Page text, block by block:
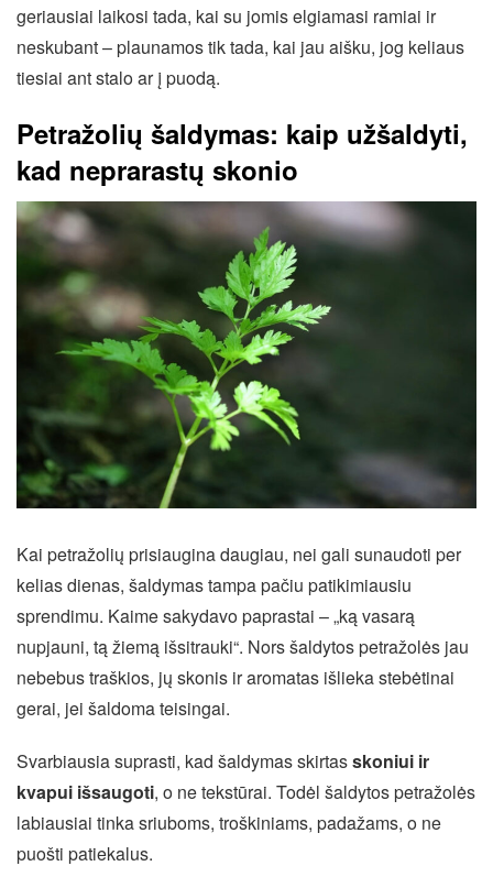
geriausiai laikosi tada, kai su jomis elgiamasi ramiai ir
neskubant – plaunamos tik tada, kai jau aišku, jog keliaus
tiesiai ant stalo ar į puodą.
Petražolių šaldymas: kaip užšaldyti,
kad neprarastų skonio
Kai petražolių prisiaugina daugiau, nei gali sunaudoti per
kelias dienas, šaldymas tampa pačiu patikimiausiu
sprendimu. Kaime sakydavo paprastai – „ką vasarą
nupjauni, tą žiemą išsitrauki“. Nors šaldytos petražolės jau
nebebus traškios, jų skonis ir aromatas išlieka stebėtinai
gerai, jei šaldoma teisingai.
Svarbiausia suprasti, kad šaldymas skirtasskoniui ir
kvapui išsaugoti, o ne tekstūrai. Todėl šaldytos petražolės
labiausiai tinka sriuboms, troškiniams, padažams, o ne
puošti patiekalus.